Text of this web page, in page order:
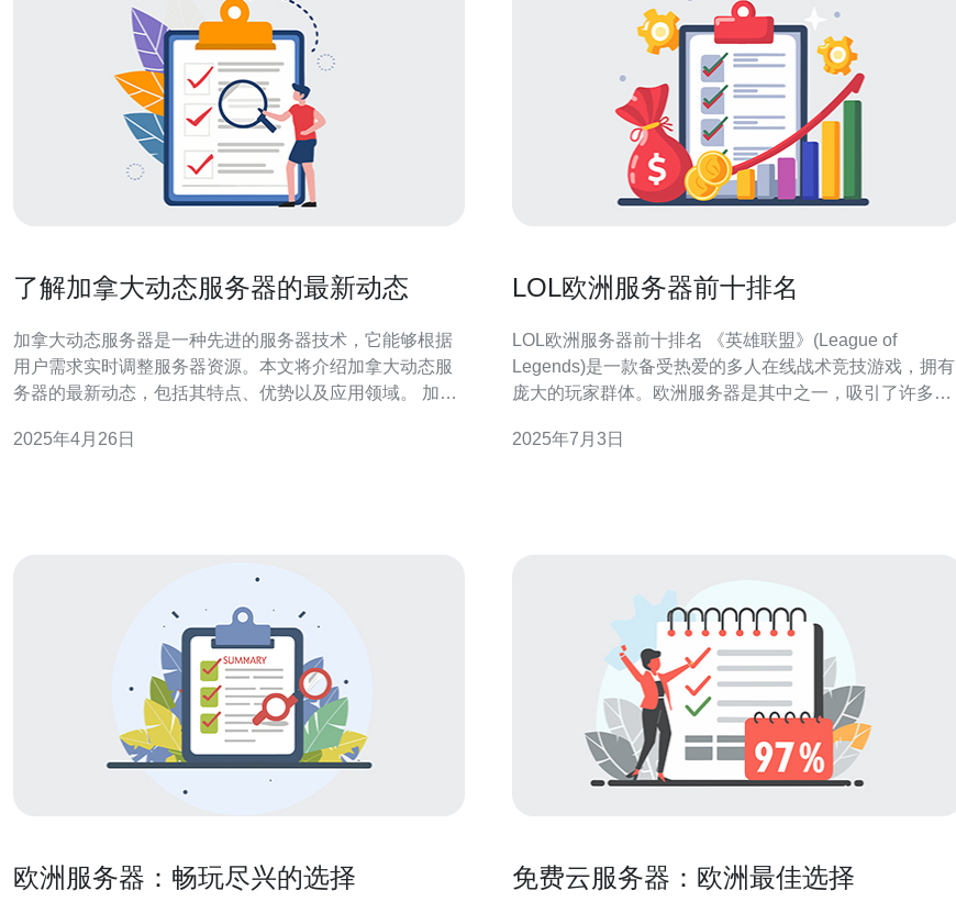
了解加拿大动态服务器的最新动态
加拿大动态服务器是一种先进的服务器技术，它能够根据
用户需求实时调整服务器资源。本文将介绍加拿大动态服
务器的最新动态，包括其特点、优势以及应用领域。 加拿
决方案。它可以根据用户的需求，动态地分配服务器资
2025年4月26日
LOL欧洲服务器前十排名
LOL欧洲服务器前十排名 《英雄联盟》(League of
Legends)是一款备受热爱的多人在线战术竞技游戏，拥有
庞大的玩家群体。欧洲服务器是其中之一，吸引了许多顶
渴望成为排名榜的前十名之一。 第一名常常由表现出色的
2025年7月3日
欧洲服务器：畅玩尽兴的选择 免费云服务器：欧洲最佳选择